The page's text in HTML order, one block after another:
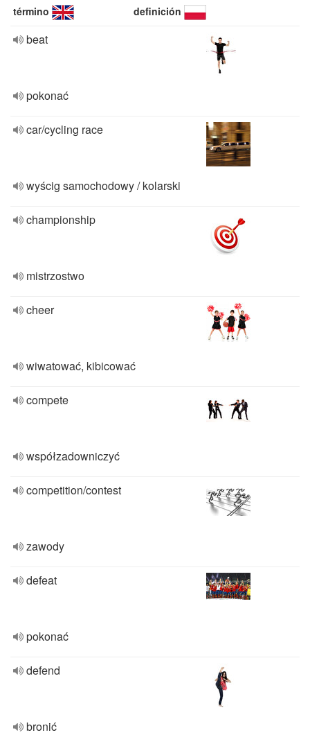
término definición
beat
pokonać
car/cycling race
wyścig samochodowy / kolarski
championship
mistrzostwo
cheer
wiwatować, kibicować
compete
współzadowniczyć
competition/contest
zawody
defeat
pokonać
defend
bronić